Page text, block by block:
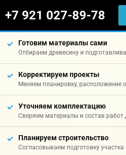
+7 921 027-89-78
Готовим материалы сами
Отбираем древесину и
Корректируем проекты
Меняем планировку, расположение
Уточняем комплектацию
Сверяем материалы и состав работ
Планируем строительство
Согласовываем подготовку